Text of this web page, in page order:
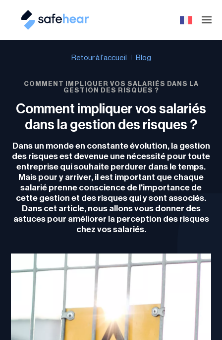
Retour à l'accueil Blog
COMMENT IMPLIQUER VOS SALARIÉS DANS LA
GESTION DES RISQUES ?
Comment impliquer vos salariés
dans la gestion des risques ?
Dans un monde en constante évolution, la gestion
des risques est devenue une nécessité pour toute
entreprise qui souhaite perdurer dans le temps.
Mais pour y arriver, il est important que chaque
salarié prenne conscience de l'importance de
cette gestion et des risques qui y sont associés.
Dans cet article, nous allons vous donner des
astuces pour améliorer la perception des risques
chez vos salariés.